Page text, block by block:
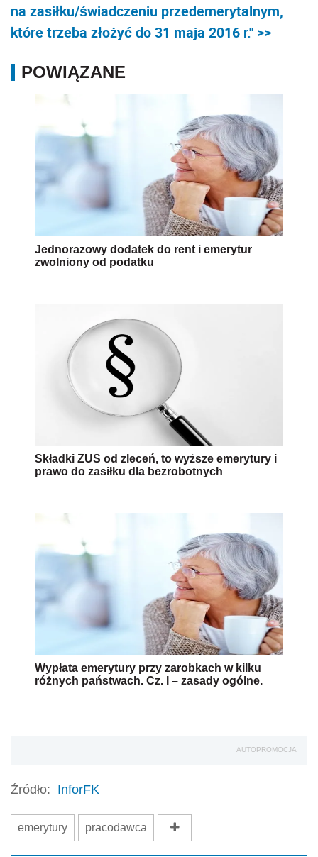
na zasiłku/świadczeniu przedemerytalnym,
które trzeba złożyć do 31 maja 2016 r." >>
POWIĄZANE
Jednorazowy dodatek do rent i emerytur
zwolniony od podatku
Składki ZUS od zleceń, to wyższe emerytury i
prawo do zasiłku dla bezrobotnych
Wypłata emerytury przy zarobkach w kilku
różnych państwach. Cz. I – zasady ogólne.
AUTOPROMOCJA
Źródło: InforFK
emerytury pracodawca